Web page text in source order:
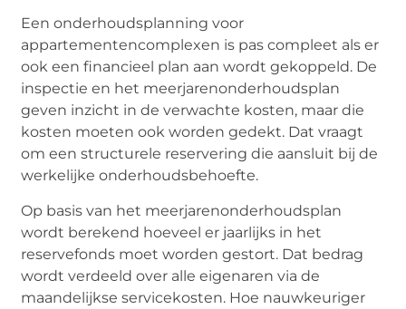
Een onderhoudsplanning voor
appartementencomplexen is pas compleet als er
ook een financieel plan aan wordt gekoppeld. De
inspectie en het meerjarenonderhoudsplan
geven inzicht in de verwachte kosten, maar die
kosten moeten ook worden gedekt. Dat vraagt
om een structurele reservering die aansluit bij de
werkelijke onderhoudsbehoefte.
Op basis van het meerjarenonderhoudsplan
wordt berekend hoeveel er jaarlijks in het
reservefonds moet worden gestort. Dat bedrag
wordt verdeeld over alle eigenaren via de
maandelijkse servicekosten. Hoe nauwkeuriger